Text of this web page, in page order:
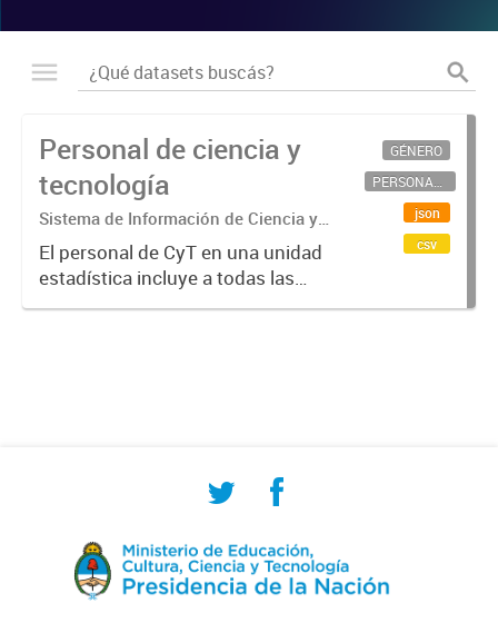
Personal de ciencia y
tecnología
Sistema de Información de Ciencia y
Tecnología Argentino (SICYTAR)
El personal de CyT en una unidad
estadística incluye a todas las
personas involucradas
GÉNERO
PERSONAL CIENTÍFICO-TECNOLÓGICO
json
csv